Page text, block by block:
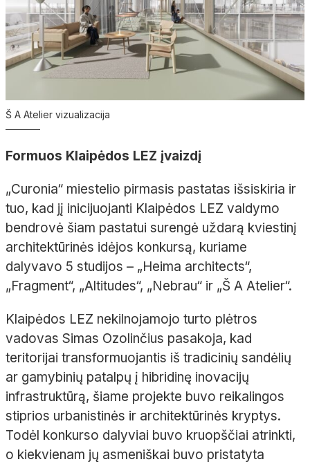
Š A Atelier vizualizacija
Formuos Klaipėdos LEZ įvaizdį
„Curonia“ miestelio pirmasis pastatas išsiskiria ir
tuo, kad jį inicijuojanti Klaipėdos LEZ valdymo
bendrovė šiam pastatui surengė uždarą kviestinį
architektūrinės idėjos konkursą, kuriame
dalyvavo 5 studijos – „Heima architects“,
„Fragment“, „Altitudes“, „Nebrau“ ir „Š A Atelier“.
Klaipėdos LEZ nekilnojamojo turto plėtros
vadovas Simas Ozolinčius pasakoja, kad
teritorijai transformuojantis iš tradicinių sandėlių
ar gamybinių patalpų į hibridinę inovacijų
infrastruktūrą, šiame projekte buvo reikalingos
stiprios urbanistinės ir architektūrinės kryptys.
Todėl konkurso dalyviai buvo kruopščiai atrinkti,
o kiekvienam jų asmeniškai buvo pristatyta